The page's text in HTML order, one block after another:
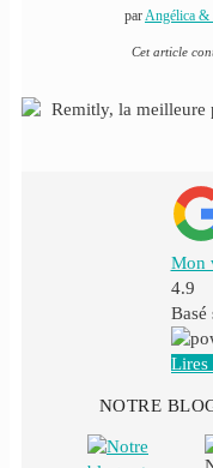
par Angélica &
Cet article
Mon
4.9
Basé
Lires
NOTRE